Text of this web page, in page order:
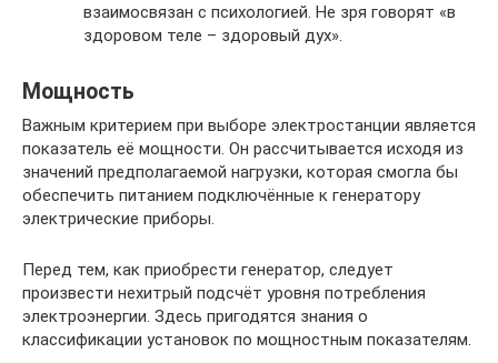
взаимосвязан с психологией. Не зря говорят «в
здоровом теле – здоровый дух».
Мощность
Важным критерием при выборе электростанции является
показатель её мощности. Он рассчитывается исходя из
значений предполагаемой нагрузки, которая смогла бы
обеспечить питанием подключённые к генератору
электрические приборы.
Перед тем, как приобрести генератор, следует
произвести нехитрый подсчёт уровня потребления
электроэнергии. Здесь пригодятся знания о
классификации установок по мощностным показателям.